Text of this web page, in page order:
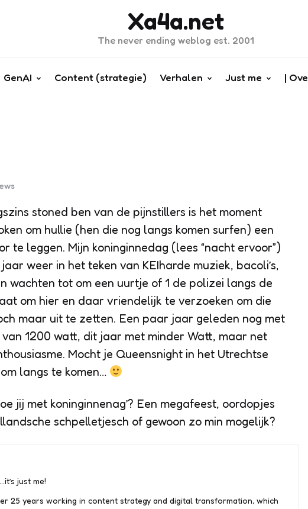
Xa4a.net
The never ending weblog est. 2001
GenAI Content (strategie) Verhalen Just me |
stoned ben van de pijnstillers is het moment
om hullie (hen die nog langs komen surfen) een
te leggen. Mijn koninginnedag (lees “nacht ervoor”)
weer in het teken van KEIharde muziek, bacoli’s,
wachten tot om een uurtje of 1 de polizei langs de
om hier en daar vriendelijk te verzoeken om die
maar uit te zetten. Een paar jaar geleden nog met
van 1200 watt, dit jaar met minder Watt, maar net
Mocht je Queensnight in het Utrechtse
langs te komen…
jij met koninginnenag’? Een megafeest, oordopjes
schpelletjesch of gewoon zo min mogelijk?
just me!
25 years working in content strategy and digital transformation, which